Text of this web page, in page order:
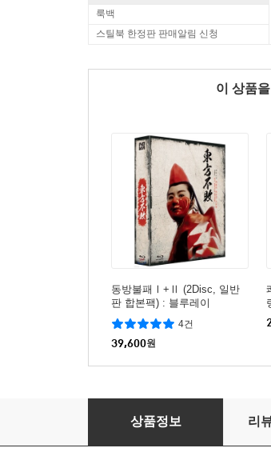
룩백
스틸북 한정판 판매알림 신청
이 상품
동방불패Ⅰ+Ⅱ (2Disc, 일반
판 합본팩) : 블루레이
4건
39,600원
황비홍 : 철계투오공 777
상품정보 리